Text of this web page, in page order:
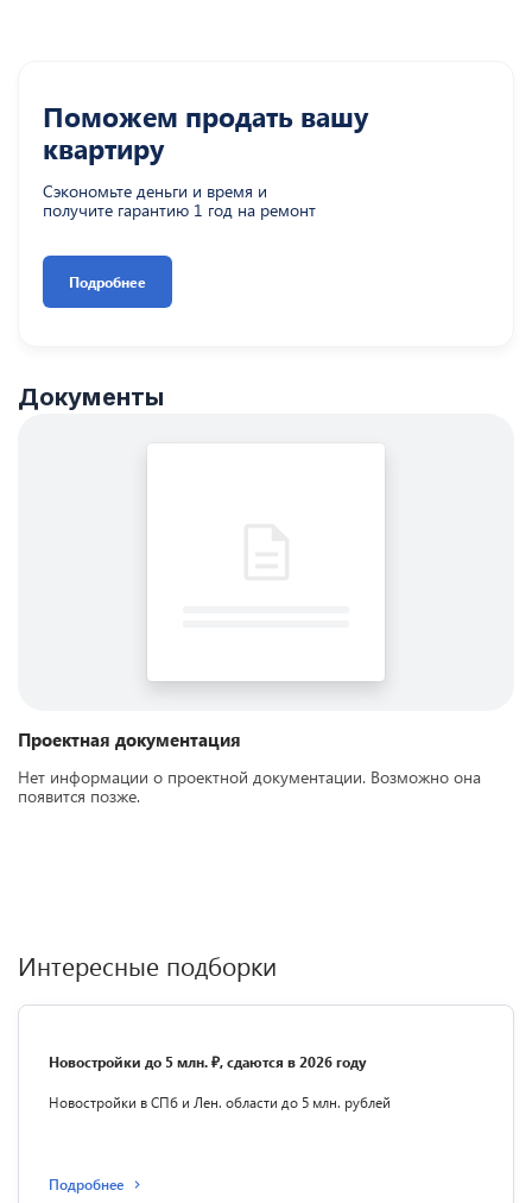
Поможем продать вашу
квартиру
Сэкономьте деньги и время и
получите гарантию 1 год на ремонт
Подробнее
Документы
Проектная документация
Нет информации о проектной документации. Возможно она
появится позже.
Интересные подборки
Новостройки до 5 млн. ₽, сдаются в 2026 году
Новостройки в СПб и Лен. области до 5 млн. рублей
Подробнее